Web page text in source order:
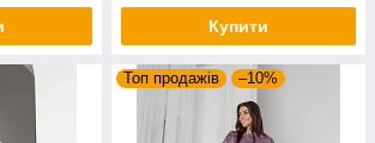
Купити
Топ продажів –10%